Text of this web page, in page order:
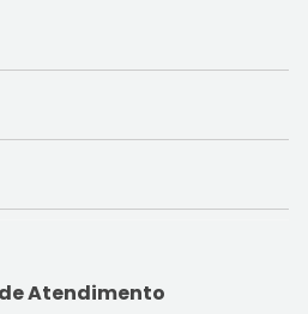
Atendimento